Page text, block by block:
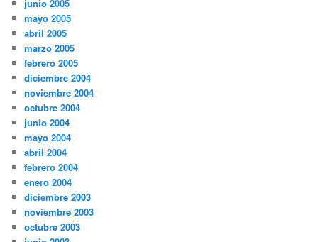
junio 2005
mayo 2005
abril 2005
marzo 2005
febrero 2005
diciembre 2004
noviembre 2004
octubre 2004
junio 2004
mayo 2004
abril 2004
febrero 2004
enero 2004
diciembre 2003
noviembre 2003
octubre 2003